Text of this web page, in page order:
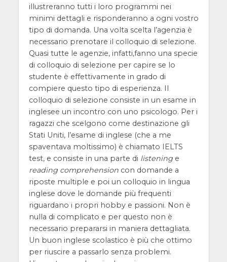
illustreranno tutti i loro programmi nei
minimi dettagli e risponderanno a ogni vostro
tipo di domanda. Una volta scelta l’agenzia è
necessario prenotare il colloquio di selezione.
Quasi tutte le agenzie, infatti,fanno una specie
di colloquio di selezione per capire se lo
studente è effettivamente in grado di
compiere questo tipo di esperienza. Il
colloquio di selezione consiste in un esame in
inglesee un incontro con uno psicologo. Per i
ragazzi che scelgono come destinazione gli
Stati Uniti, l’esame di inglese (che a me
spaventava moltissimo) è chiamato IELTS
test, e consiste in una parte di listeninge
reading comprehensioncon domande a
riposte multiple e poi un colloquio in lingua
inglese dove le domande più frequenti
riguardano i propri hobby e passioni. Non è
nulla di complicato e per questo non è
necessario prepararsi in maniera dettagliata.
Un buon inglese scolastico è più che ottimo
per riuscire a passarlo senza problemi.